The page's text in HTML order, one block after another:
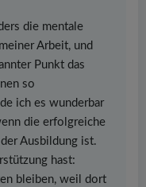
die mentale
Arbeit, und
Punkt das
so
ich es wunderbar
die erfolgreiche
Ausbildung ist.
hast:
bleiben, weil dort